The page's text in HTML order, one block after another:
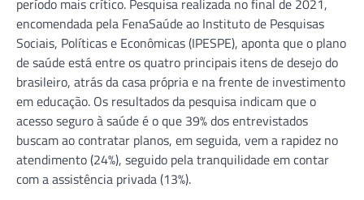
encomendada pela FenaSaúde ao Instituto de Pesquisas
Sociais, Políticas e Econômicas (IPESPE), aponta que o plano
de saúde está entre os quatro principais itens de desejo do
brasileiro, atrás da casa própria e na frente de investimento
em educação. Os resultados da pesquisa indicam que o
acesso seguro à saúde é o que 39% dos entrevistados
buscam ao contratar planos, em seguida, vem a rapidez no
atendimento (24%), seguido pela tranquilidade em contar
com a assistência privada (13%).